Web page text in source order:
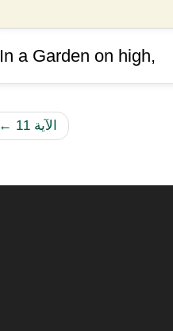
In a Garden on high,
الآية 11 ←